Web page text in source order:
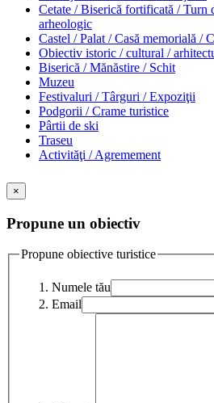
Cetate / Biserică fortificată / Turn
arheologic
Castel / Palat / Casă memorială /
Obiectiv istoric / cultural /
Biserică / Mănăstire / Schit
Muzeu
Festivaluri / Târguri / Expoziţii
Podgorii / Crame turistice
Pârtii de ski
Traseu
Activităţi / Agremement
×
Propune un obiectiv
Propune obiective turistice
Numele tău
Email